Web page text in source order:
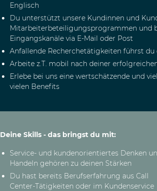
Englisch
Du unterstützt unsere Kundinnen und
Mitarbeiterbeteiligungsprogrammen und
Eingangskanäle via E-Mail oder Post
Anfallende Recherchetätigkeiten führst
Arbeite z.T. mobil nach deiner
Erlebe bei uns eine wertschätzende und
vielen Benefits
Deine Skills - das bringst du mit:
Service- und kundenorientiertes Denken
Handeln gehören zu deinen Stärken
Du hast bereits Berufserfahrung aus Call
Center-Tätigkeiten oder im Kundenservice